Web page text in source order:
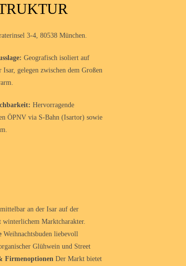
3-4, 80538 München.
Geografisch isoliert auf
gelegen zwischen dem Großen
Hervorragende
ÖPNV via S-Bahn (Isartor) sowie
an der Isar auf der
winterlichem Marktcharakter.
Weihnachtsbuden liebevoll
Glühwein und Street
Firmenoptionen Der Markt bietet